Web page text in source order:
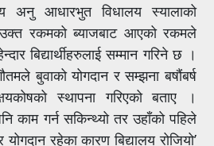
अनु आधारभुत विधालय स्यालाको
रकमको ब्याजबाट आएको रकमले
बिद्यार्थीहरुलाई सम्मान गरिने छ ।
बुवाको योगदान र सम्झना बषौंबर्ष
स्थापना गरिएको बताए ।
काम गर्न सकिन्थ्यो तर उहाँको पहिले
योगदान रहेका कारण बिद्यालय रोजियो’